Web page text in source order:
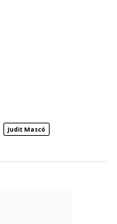
Judit Mascó